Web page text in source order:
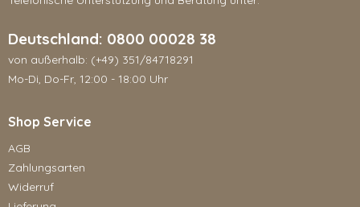
Deutschland: 0800 00028 38
von außerhalb: (+49) 351/84718291
Mo-Di, Do-Fr, 12:00 - 18:00 Uhr
Shop Service
AGB
Zahlungsarten
Widerruf